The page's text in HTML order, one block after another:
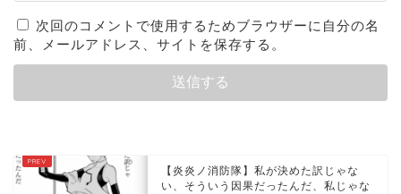
次回のコメントで使用するためブラウザーに自分の名
前、メールアドレス、サイトを保存する。
【炎炎ノ消防隊】私が決めた訳じゃな
い、そういう因果だったんだ、私じゃな